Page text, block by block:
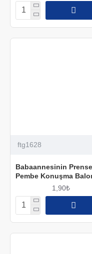
ftg1628
Babaannesinin
Pembe Konuşma
1,90₺